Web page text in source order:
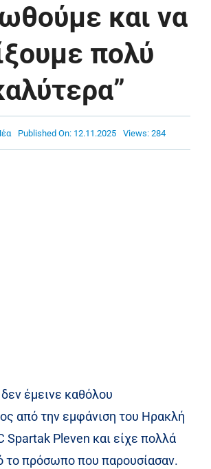
Η Διοίκηση
Νέα
και να
πολύ
Published On: 12.11.2025 Views: 284
έμεινε καθόλου
από την εμφάνιση του Ηρακλή
Spartak Pleven και είχε πολλά
το πρόσωπο που παρουσίασαν.